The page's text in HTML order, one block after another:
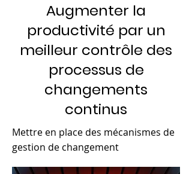
Augmenter la
productivité par un
meilleur contrôle des
processus de
changements
continus
Mettre en place des mécanismes de
gestion de changement